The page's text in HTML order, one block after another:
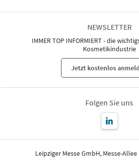
NEWSLETTER
IMMER TOP INFORMIERT - die
Kosmetikindustrie
Jetzt kostenlos
Folgen Sie uns
Leipziger Messe GmbH, Messe-